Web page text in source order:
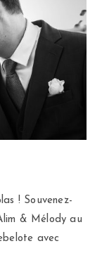
! Souvenez-
& Mélody au
avec